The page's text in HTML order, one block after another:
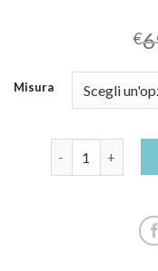
€
Misura
stivaletti